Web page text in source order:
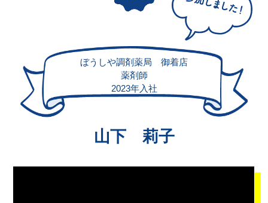
ぼうしや調剤薬局 御着店
薬剤師
2023年入社
山下 莉子